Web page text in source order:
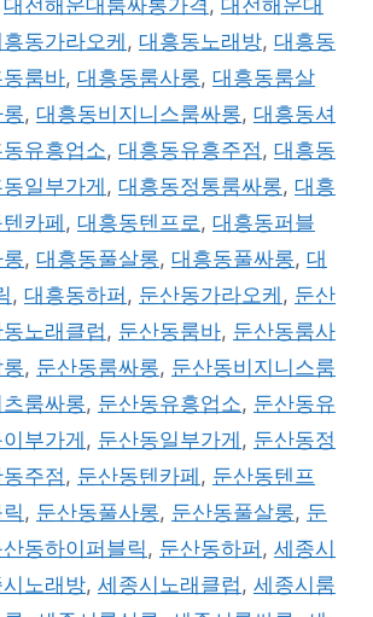
동가라오케 , 대흥동노래방, 대흥동
룸바, 대흥동룸사롱, 대흥동룸살
, 대흥동비지니스룸싸롱, 대흥동셔
유흥업소, 대흥동유흥주점 , 대흥동
일부가게 , 대흥동정통룸싸롱, 대흥
카페, 대흥동텐프로 , 대흥동퍼블
, 대흥동풀살롱, 대흥동풀싸롱, 대
, 대흥동하퍼 , 둔산동가라오케 , 둔산
노래클럽 , 둔산동룸바, 둔산동룸사
, 둔산동룸싸롱, 둔산동비지니스룸
룸싸롱, 둔산동유흥업소, 둔산동유
부가게 , 둔산동일부가게 , 둔산동정
주점 , 둔산동텐카페 , 둔산동텐프
, 둔산동풀사롱, 둔산동풀살롱, 둔
산동하이퍼블릭 , 둔산동하퍼 , 세종시
노래방, 세종시노래클럽 , 세종시룸